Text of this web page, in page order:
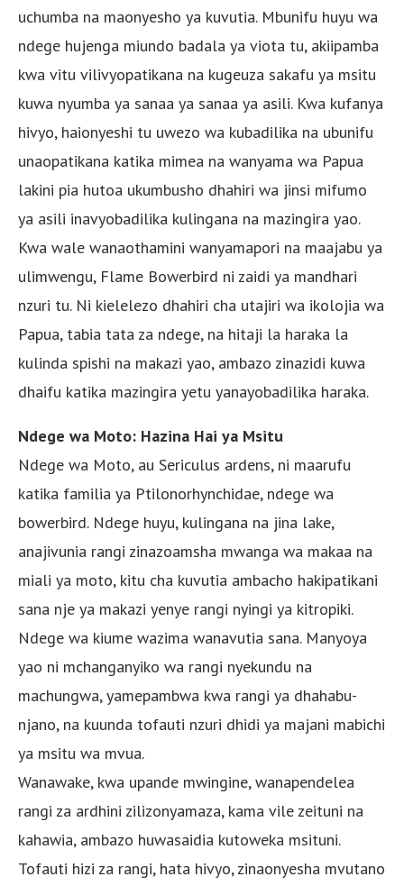
uchumba na maonyesho ya kuvutia. Mbunifu huyu wa
ndege hujenga miundo badala ya viota tu, akiipamba
kwa vitu vilivyopatikana na kugeuza sakafu ya msitu
kuwa nyumba ya sanaa ya sanaa ya asili. Kwa kufanya
hivyo, haionyeshi tu uwezo wa kubadilika na ubunifu
unaopatikana katika mimea na wanyama wa Papua
lakini pia hutoa ukumbusho dhahiri wa jinsi mifumo
ya asili inavyobadilika kulingana na mazingira yao.
Kwa wale wanaothamini wanyamapori na maajabu ya
ulimwengu, Flame Bowerbird ni zaidi ya mandhari
nzuri tu. Ni kielelezo dhahiri cha utajiri wa ikolojia wa
Papua, tabia tata za ndege, na hitaji la haraka la
kulinda spishi na makazi yao, ambazo zinazidi kuwa
dhaifu katika mazingira yetu yanayobadilika haraka.
Ndege wa Moto: Hazina Hai ya Msitu
Ndege wa Moto, au Sericulus ardens, ni maarufu
katika familia ya Ptilonorhynchidae, ndege wa
bowerbird. Ndege huyu, kulingana na jina lake,
anajivunia rangi zinazoamsha mwanga wa makaa na
miali ya moto, kitu cha kuvutia ambacho hakipatikani
sana nje ya makazi yenye rangi nyingi ya kitropiki.
Ndege wa kiume wazima wanavutia sana. Manyoya
yao ni mchanganyiko wa rangi nyekundu na
machungwa, yamepambwa kwa rangi ya dhahabu-
njano, na kuunda tofauti nzuri dhidi ya majani mabichi
ya msitu wa mvua.
Wanawake, kwa upande mwingine, wanapendelea
rangi za ardhini zilizonyamaza, kama vile zeituni na
kahawia, ambazo huwasaidia kutoweka msituni.
Tofauti hizi za rangi, hata hivyo, zinaonyesha mvutano